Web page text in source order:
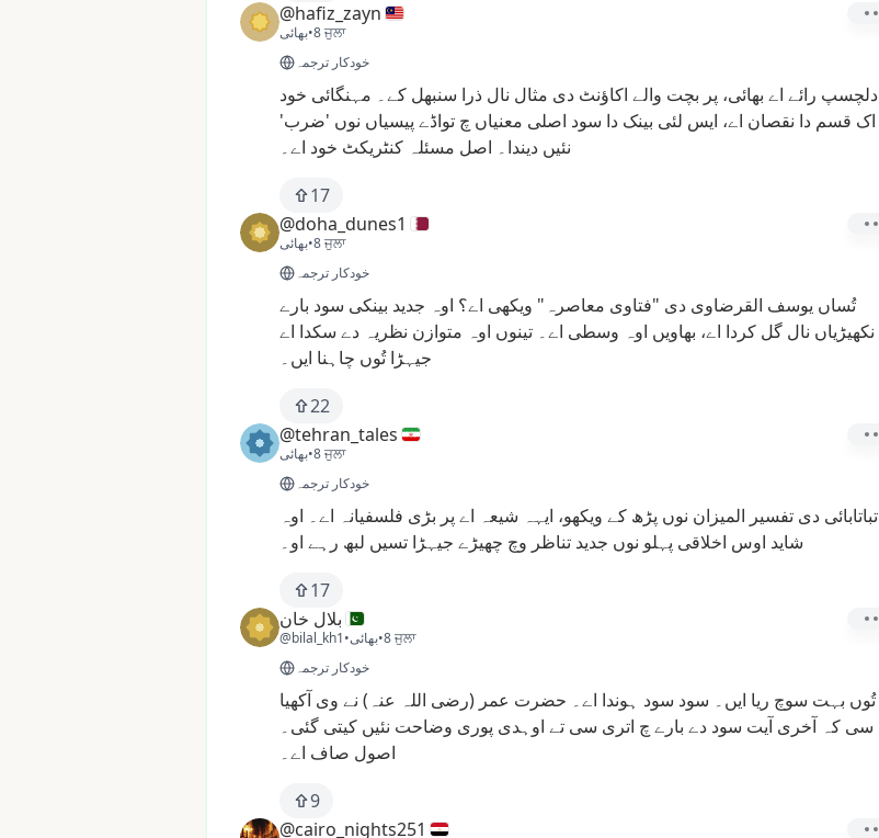
@hafiz_zayn
بھائی•8 ਜੁਲਾ
خودکار ترجمہ
دلچسپ رائے اے بھائی، پر بچت والے اکاؤنٹ دی مثال نال ذرا سنبھل کے۔ مہنگائی خود
اک قسم دا نقصان اے، ایس لئی بینک دا سود اصلی معنیاں چ تواڈے پیسیاں نوں 'ضرب'
نئیں دیندا۔ اصل مسئلہ کنٹریکٹ خود اے۔
17
@doha_dunes1
بھائی•8 ਜੁਲਾ
خودکار ترجمہ
تُساں یوسف القرضاوی دی "فتاوی معاصرہ" ویکھی اے؟ اوہ جدید بینکی سود بارے
نکھیڑیاں نال گل کردا اے، بھاویں اوہ وسطی اے۔ تینوں اوہ متوازن نظریہ دے سکدا اے
جیہڑا تُوں چاہنا ایں۔
22
@tehran_tales
بھائی•8 ਜੁਲਾ
خودکار ترجمہ
تباتابائی دی تفسیر المیزان نوں پڑھ کے ویکھو، ایہہ شیعہ اے پر بڑی فلسفیانہ اے۔ اوہ
شاید اوس اخلاقی پہلو نوں جدید تناظر وچ چھیڑے جیہڑا تسیں لبھ رہے او۔
17
بلال خان
@bilal_kh1•بھائی•8 ਜੁਲਾ
خودکار ترجمہ
تُوں بہت سوچ ریا ایں۔ سود سود ہوندا اے۔ حضرت عمر (رضی اللہ عنہ) نے وی آکھیا
سی کہ آخری آیت سود دے بارے چ اتری سی تے اوہدی پوری وضاحت نئیں کیتی گئی۔
اصول صاف اے۔
9
@cairo_nights251